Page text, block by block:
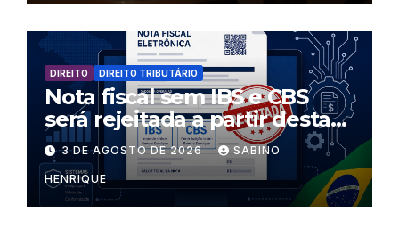
DIREITO DIREITO TRIBUTÁRIO
Nota fiscal sem IBS e CBS
será rejeitada a partir desta
segunda-feira
3 DE AGOSTO DE 2026 SABINO
HENRIQUE